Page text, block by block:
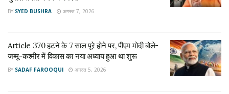
बीते दिनों अखिलेश जी ने जयंत चौधरी जी को अपने साथ बैठाया था।
जयंत जी, गलतफहमी में मत रहना। जो अपने पिताजी और चाचाजी की
नहीं सुनता, वो आपकी क्या सुनेगा।
BY SYED BUSHRA अगस्त 7, 2026
Article 370 हटने के 7 साल पूरे होने पर, पीएम मोदी बोले-
जम्मू-कश्मीर में विकास का नया अध्याय हुआ था शुरू
BY SADAF FAROOQUI अगस्त 5, 2026